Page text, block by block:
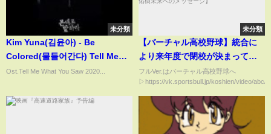
未分類
Kim Yuna(김윤아) - Be
Colored(물들어간다) Tell Me
What You Saw
Ost.Tell Me What You Saw 2020...
未分類
【バーチャル高校野球】統合に
より来年度で閉校が決まってる
西宮甲山。新入生募集を停止し
ているため3年生引退後は部員不
足となり、単独出場はこの夏が
最後となる。【斎藤佑樹未来へ
のメッセージ】
フルVer.はバーチャル高校野球へ
▷https://vk.sportsbull.jp/koshien/video/abc/